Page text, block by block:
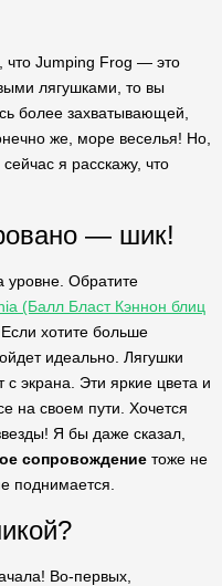
Jumping Frog — это
лягушками, то вы
более захватывающей,
же, море веселья! Но,
я расскажу, что
— шик!
уровне. Обратите
(Балл Бласт Кэннон блиц
. Если хотите больше
идеально. Лягушки
с экрана. Эти яркие цвета и
на своем пути. Хочется
Я бы даже сказал,
сопровождение тоже не
поднимается.
Во-первых,